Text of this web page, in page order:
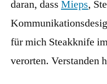
daran, dass Mieps,
für mich Steakknife
verorten. Verstanden